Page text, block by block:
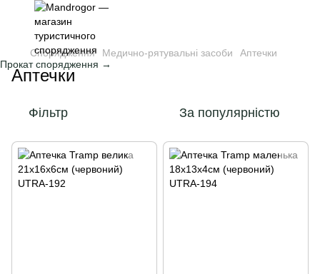
Прокат спорядження →
Спорядження Медично-рятувальні засоби Аптечки
Аптечки
Фільтр За популярністю